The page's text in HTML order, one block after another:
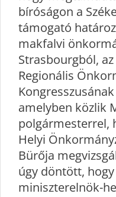
bíróságon a
támogató
makfalvi
Strasbourgból,
Regionális
amelyben közlik
polgármesterrel,
Helyi
Bürőja
úgy döntött,
miniszterelnök-